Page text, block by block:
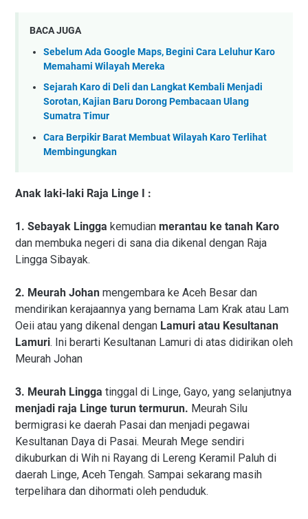
BACA JUGA
Sebelum Ada Google Maps, Begini Cara Leluhur Karo
Memahami Wilayah Mereka
Sejarah Karo di Deli dan Langkat Kembali Menjadi
Sorotan, Kajian Baru Dorong Pembacaan Ulang
Sumatra Timur
Cara Berpikir Barat Membuat Wilayah Karo Terlihat
Membingungkan
Anak laki-laki Raja Linge I :
1. Sebayak Lingga kemudian merantau ke tanah Karo
dan membuka negeri di sana dia dikenal dengan Raja
Lingga Sibayak.
2. Meurah Johan mengembara ke Aceh Besar dan
mendirikan kerajaannya yang bernama Lam Krak atau Lam
Oeii atau yang dikenal dengan Lamuri atau Kesultanan
Lamuri. Ini berarti Kesultanan Lamuri di atas didirikan oleh
Meurah Johan
3. Meurah Lingga tinggal di Linge, Gayo, yang selanjutnya
menjadi raja Linge turun termurun. Meurah Silu
bermigrasi ke daerah Pasai dan menjadi pegawai
Kesultanan Daya di Pasai. Meurah Mege sendiri
dikuburkan di Wih ni Rayang di Lereng Keramil Paluh di
daerah Linge, Aceh Tengah. Sampai sekarang masih
terpelihara dan dihormati oleh penduduk.